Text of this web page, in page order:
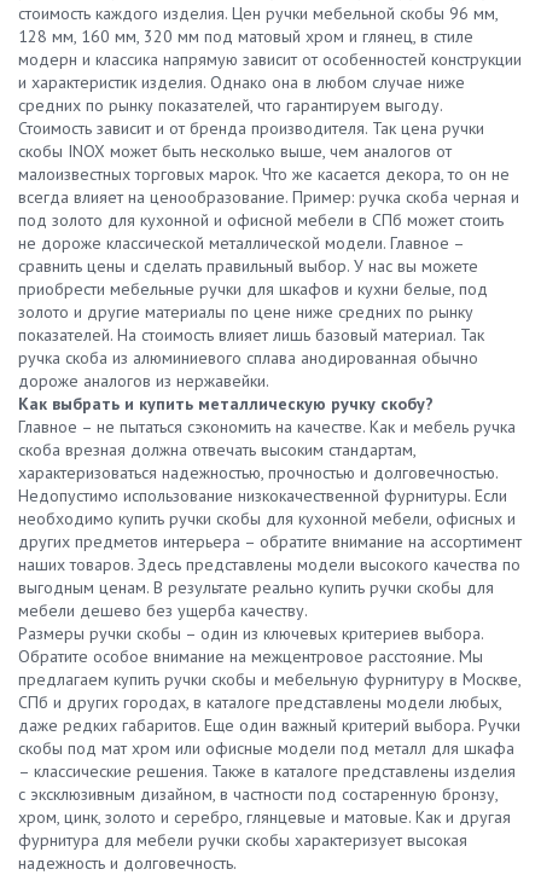
стоимость каждого изделия. Цен ручки мебельной скобы 96 мм,
128 мм, 160 мм, 320 мм под матовый хром и глянец, в стиле
модерн и классика напрямую зависит от особенностей конструкции
и характеристик изделия. Однако она в любом случае ниже
средних по рынку показателей, что гарантируем выгоду.
Стоимость зависит и от бренда производителя. Так цена ручки
скобы INOX может быть несколько выше, чем аналогов от
малоизвестных торговых марок. Что же касается декора, то он не
всегда влияет на ценообразование. Пример: ручка скоба черная и
под золото для кухонной и офисной мебели в СПб может стоить
не дороже классической металлической модели. Главное –
сравнить цены и сделать правильный выбор. У нас вы можете
приобрести мебельные ручки для шкафов и кухни белые, под
золото и другие материалы по цене ниже средних по рынку
показателей. На стоимость влияет лишь базовый материал. Так
ручка скоба из алюминиевого сплава анодированная обычно
дороже аналогов из нержавейки.
Как выбрать и купить металлическую ручку скобу?
Главное – не пытаться сэкономить на качестве. Как и мебель ручка
скоба врезная должна отвечать высоким стандартам,
характеризоваться надежностью, прочностью и долговечностью.
Недопустимо использование низкокачественной фурнитуры. Если
необходимо купить ручки скобы для кухонной мебели, офисных и
других предметов интерьера – обратите внимание на ассортимент
наших товаров. Здесь представлены модели высокого качества по
выгодным ценам. В результате реально купить ручки скобы для
мебели дешево без ущерба качеству.
Размеры ручки скобы – один из ключевых критериев выбора.
Обратите особое внимание на межцентровое расстояние. Мы
предлагаем купить ручки скобы и мебельную фурнитуру в Москве,
СПб и других городах, в каталоге представлены модели любых,
даже редких габаритов. Еще один важный критерий выбора. Ручки
скобы под мат хром или офисные модели под металл для шкафа
– классические решения. Также в каталоге представлены изделия
с эксклюзивным дизайном, в частности под состаренную бронзу,
хром, цинк, золото и серебро, глянцевые и матовые. Как и другая
фурнитура для мебели ручки скобы характеризует высокая
надежность и долговечность.